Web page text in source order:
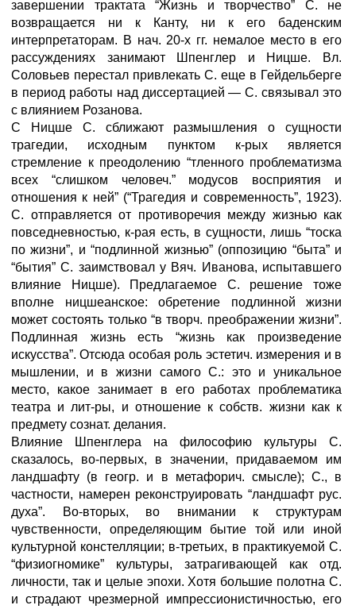
завершении трактата “Жизнь и творчество” С. не
возвращается ни к Канту, ни к его баденским
интерпретаторам. В нач. 20-х гг. немалое место в его
рассуждениях занимают Шпенглер и Ницше. Вл.
Соловьев перестал привлекать С. еще в Гейдельберге
в период работы над диссертацией — С. связывал это
с влиянием Розанова.
С Ницше С. сближают размышления о сущности
трагедии, исходным пунктом к-рых является
стремление к преодолению “тленного проблематизма
всех “слишком человеч.” модусов восприятия и
отношения к ней” (“Трагедия и современность”, 1923).
С. отправляется от противоречия между жизнью как
повседневностью, к-рая есть, в сущности, лишь “тоска
по жизни”, и “подлинной жизнью” (оппозицию “быта” и
“бытия” С. заимствовал у Вяч. Иванова, испытавшего
влияние Ницше). Предлагаемое С. решение тоже
вполне ницшеанское: обретение подлинной жизни
может состоять только “в творч. преображении жизни”.
Подлинная жизнь есть “жизнь как произведение
искусства”. Отсюда особая роль эстетич. измерения и в
мышлении, и в жизни самого С.: это и уникальное
место, какое занимает в его работах проблематика
театра и лит-ры, и отношение к собств. жизни как к
предмету сознат. делания.
Влияние Шпенглера на философию культуры С.
сказалось, во-первых, в значении, придаваемом им
ландшафту (в геогр. и в метафорич. смысле); С., в
частности, намерен реконструировать “ландшафт рус.
духа”. Во-вторых, во внимании к структурам
чувственности, определяющим бытие той или иной
культурной констелляции; в-третьих, в практикуемой С.
“физиогномике” культуры, затрагивающей как отд.
личности, так и целые эпохи. Хотя большие полотна С.
и страдают чрезмерной импрессионистичностью, его